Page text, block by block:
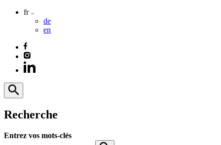
fr
de
en
Recherche
Entrez vos mots-clés